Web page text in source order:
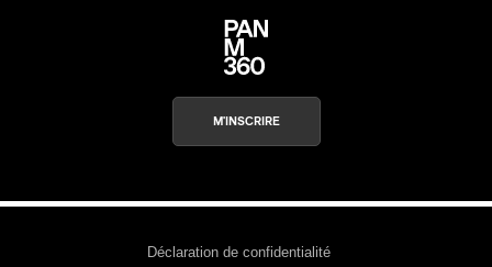
M'INSCRIRE
Déclaration de confidentialité